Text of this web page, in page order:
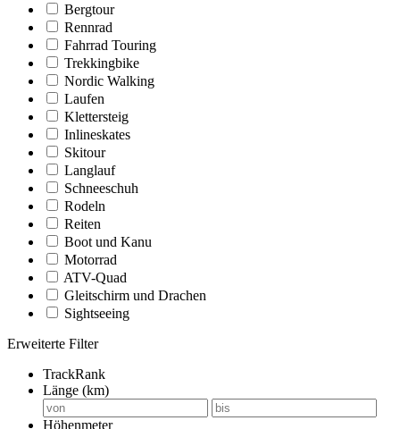
Bergtour
Rennrad
Fahrrad Touring
Trekkingbike
Nordic Walking
Laufen
Klettersteig
Inlineskates
Skitour
Langlauf
Schneeschuh
Rodeln
Reiten
Boot und Kanu
Motorrad
ATV-Quad
Gleitschirm und Drachen
Sightseeing
Erweiterte Filter
TrackRank
Länge (km)
Höhenmeter